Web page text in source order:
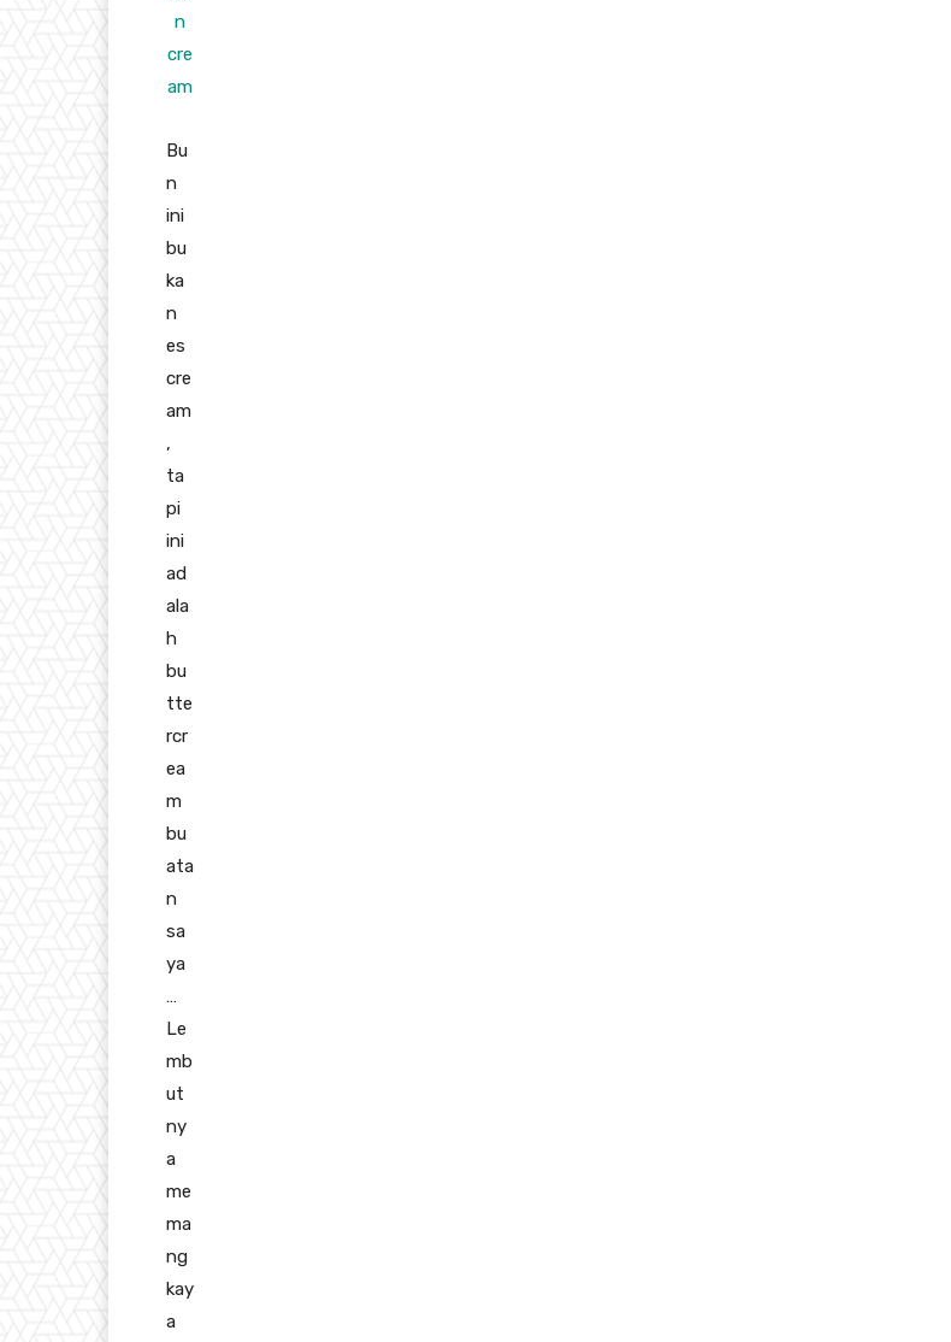
Bu
n
ini
bu
ka
n
es
cre
am
,
ta
pi
ini
ad
ala
h
bu
tte
rcr
ea
m
bu
ata
n
sa
ya
…
Le
mb
ut
ny
a
me
ma
ng
kay
a